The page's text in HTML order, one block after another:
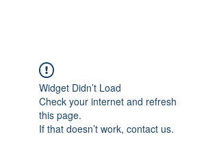
Widget Didn’t Load
Check your internet and refresh
this page.
If that doesn’t work, contact us.